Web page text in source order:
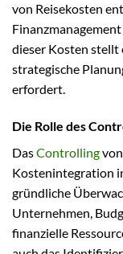
von Reisekosten
dieser Kosten stellt
strategische
erfordert.
Die Rolle des
DasControlling
Kostenintegration
gründliche
Unternehmen,
finanzielle